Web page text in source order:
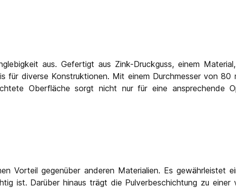
aus. Gefertigt aus Zink-Druckguss, einem
diverse Konstruktionen. Mit einem Durchmesser von 80
Oberfläche sorgt nicht nur für eine ansprechende
Vorteil gegenüber anderen Materialien. Es gewährleistet
ist. Darüber hinaus trägt die Pulverbeschichtung zu einer